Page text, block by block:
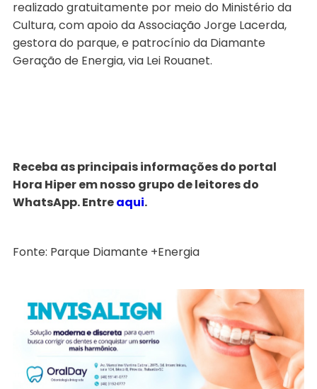
realizado gratuitamente por meio do Ministério da
Cultura, com apoio da Associação Jorge Lacerda,
gestora do parque, e patrocínio da Diamante
Geração de Energia, via Lei Rouanet.
Receba as principais informações do portal
Hora Hiper em nosso grupo de leitores do
WhatsApp. Entreaqui.
Fonte: Parque Diamante +Energia